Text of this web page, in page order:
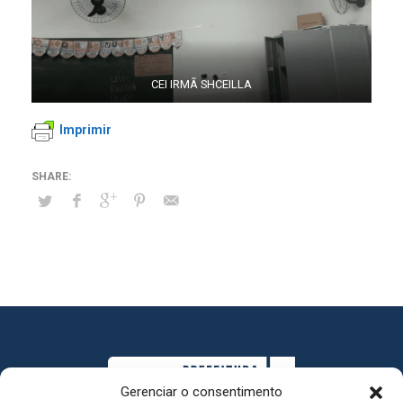
Gerenciar o consentimento
CEI IRMÃ SHCEILLA
Imprimir